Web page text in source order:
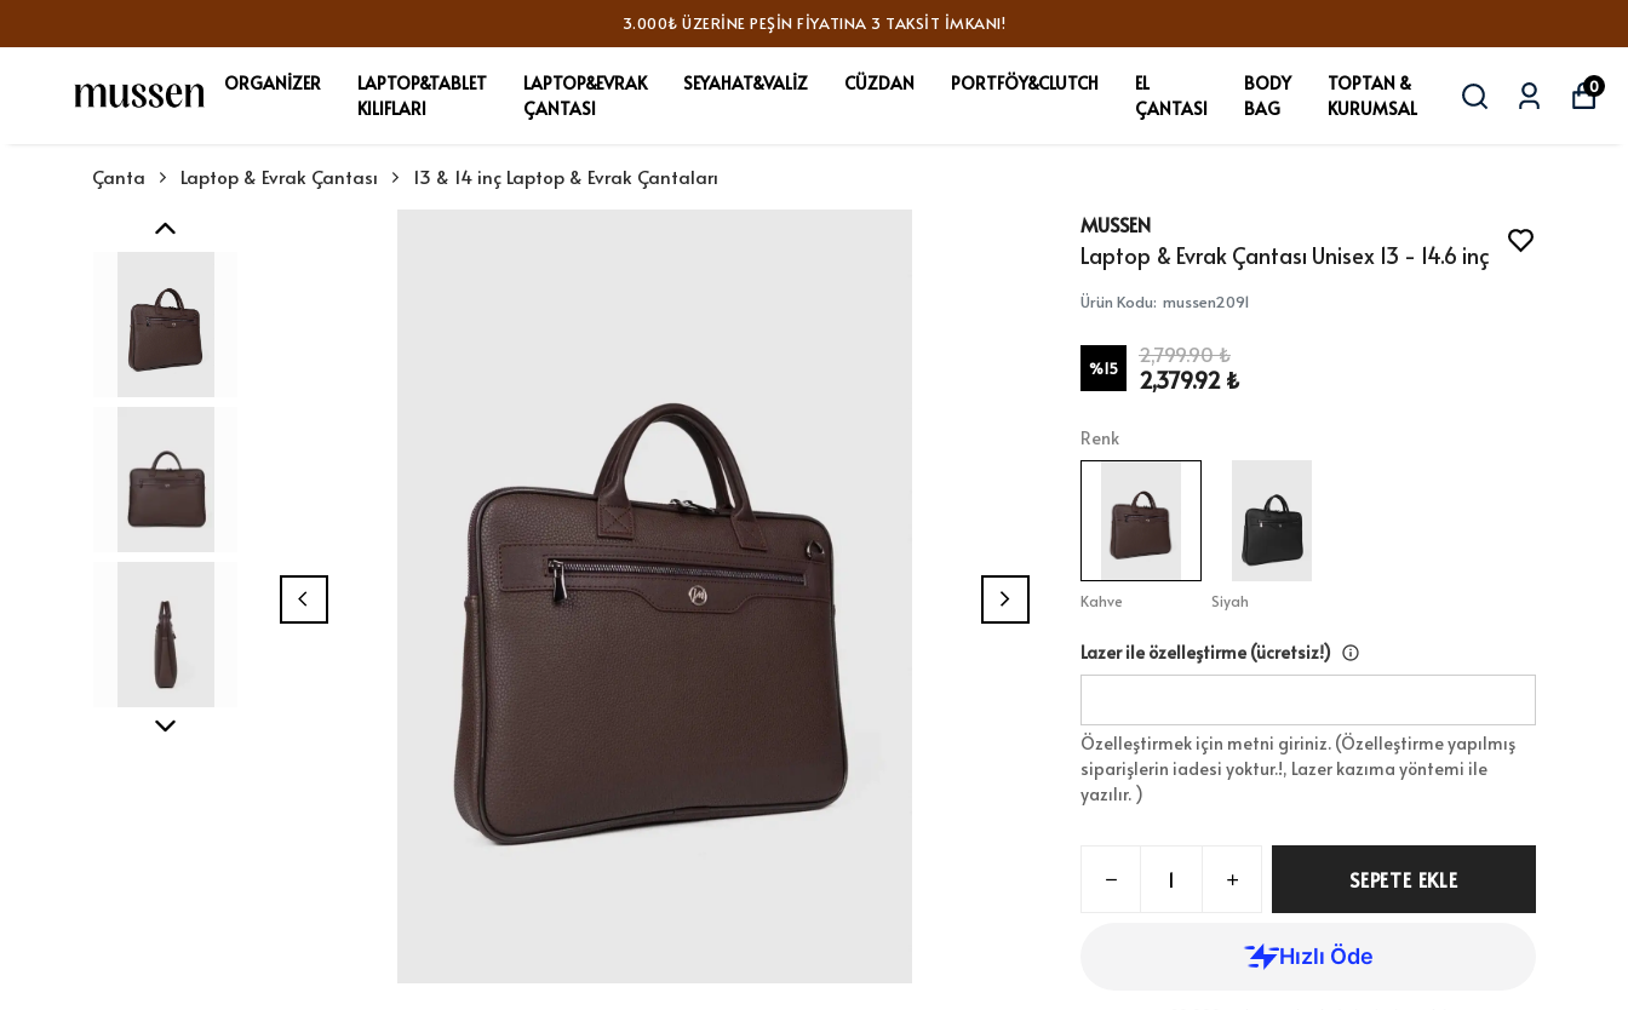
3.000₺ ÜZERINE PEŞIN FIYATINA 3 TAKSIT İMKANI!
ORGANİZER
LAPTOP&TABLET
KILIFLARI
LAPTOP&EVRAK
ÇANTASI
SEYAHAT&VALİZ CÜZDAN PORTFÖY&CLUTCH
EL
ÇANTASI
BODY
BAG
TOPTAN &
KURUMSAL
0
Çanta Laptop & Evrak Çantası 13 & 14 inç Laptop & Evrak Çantaları
MUSSEN
Laptop & Evrak Çantası Unisex 13 - 14.6 inç
Ürün Kodu: mussen2091
%15
2,799.90 ₺
2,379.92 ₺
Renk
Kahve Siyah
Lazer ile özelleştirme (ücretsiz!)
Özelleştirmek için metni giriniz. (Özelleştirme yapılmış
siparişlerin iadesi yoktur.!, Lazer kazıma yöntemi ile
yazılır. )
SEPETE EKLE